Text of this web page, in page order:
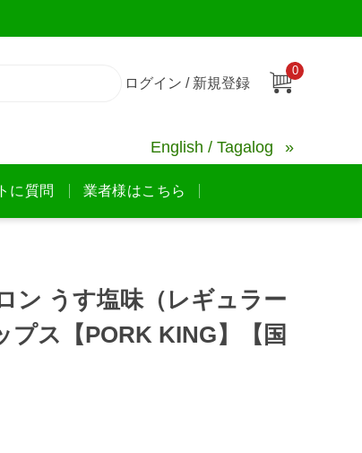
ログイン / 新規登録
0
English / Tagalog
に質問 業者様はこちら
ン うす塩味（レギュラー
プス【PORK KING】【国